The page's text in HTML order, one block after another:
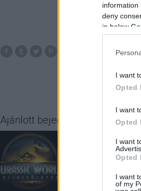
information
deny
in below
I want
Opted
I want
Opted
I want
Opted
I want
of my
Ajánlott bejegyzések: